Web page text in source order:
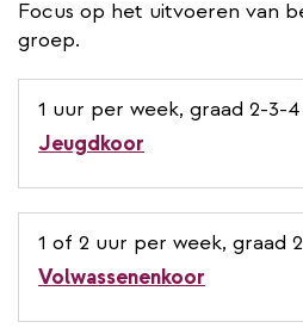
Focus op het uitvoeren van
groep.
1 uur per week, graad 2-3-4
Jeugdkoor
1 of 2 uur per week, graad
Volwassenenkoor